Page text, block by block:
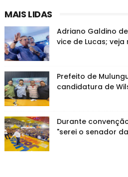
MAIS LIDAS
Adriano Galdino
vice de Lucas; veja
Prefeito de
candidatura de
Durante
"serei o senador